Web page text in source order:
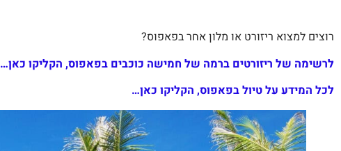
רוצים למצוא ריזורט או מלון אחר בפאפוס?
לרשימה של ריזורטים ברמה של חמישה כוכבים בפאפוס, הקליקו כאן…
לכל המידע על טיול בפאפוס, הקליקו כאן…